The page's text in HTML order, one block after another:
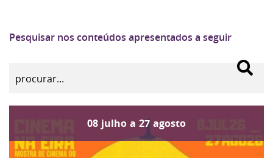
Pesquisar nos conteúdos apresentados a seguir
08 julho a 27 agosto